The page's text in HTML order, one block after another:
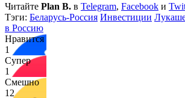
Читайте Plan B. в Telegram, Facebook и
Тэги: Беларусь-Россия Инвестиции
в Россию
Нравится
1
Супер
1
Смешно
12